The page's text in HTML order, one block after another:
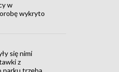
w
wykryto
się nimi
z
parku trzeba